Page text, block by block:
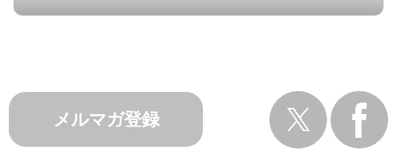
メルマガ登録